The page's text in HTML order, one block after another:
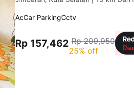
AcCar ParkingCctv
Rp 157,462 Rp 209,950
25% off